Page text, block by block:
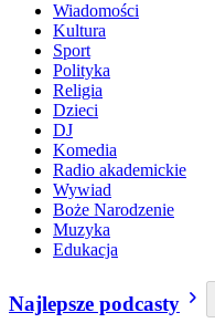
Wiadomości
Kultura
Sport
Polityka
Religia
Dzieci
DJ
Komedia
Radio akademickie
Wywiad
Boże Narodzenie
Muzyka
Edukacja
Najlepsze podcasty